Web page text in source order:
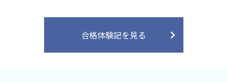
合格体験記を見る